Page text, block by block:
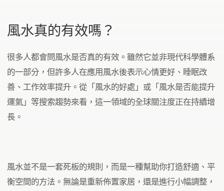
風水真的有效嗎？
很多人都會問風水是否真的有效。雖然它並非現代科學體系
的一部分，但許多人在應用風水後表示心情更好、睡眠改
善、工作效率提升。從「風水的好處」或「風水是否能提升
運氣」等搜索趨勢來看，這一領域的全球關注度正在持續增
長。
風水並不是一套死板的規則，而是一種幫助你打造舒適、平
衡空間的方法。無論是重新佈置家居，還是進行小幅調整，